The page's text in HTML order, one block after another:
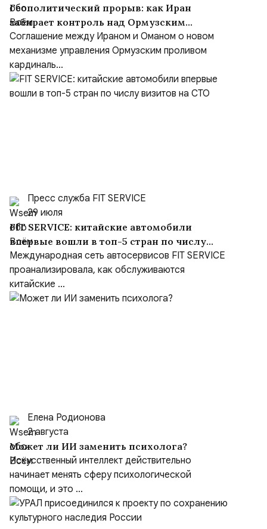
Геополитический прорыв: как Иран
забирает контроль над Ормузским
проливом
Соглашение между Ираном и Оманом о новом
механизме управления Ормузским проливом
кардиналь...
Пресс служба FIT SERVICE
29 июля
FIT SERVICE: китайские автомобили
впервые вошли в топ-5 стран по числу
визитов на СТО
Международная сеть автосервисов FIT SERVICE
проанализировала, как обслуживаются
китайские ...
Елена Родионова
2 августа
Может ли ИИ заменить психолога?
Искусственный интеллект действительно
начинает менять сферу психологической
помощи, и это ...